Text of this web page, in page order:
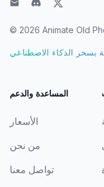
© 2026 Animate Old
بسحر الذكاء الاصطناعي
المساعدة والدعم
الأسعار
من نحن
تواصل معنا